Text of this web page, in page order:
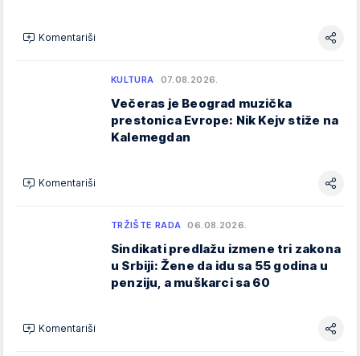
Komentariši
KULTURA 07.08.2026.
Večeras je Beograd muzička
prestonica Evrope: Nik Kejv stiže na
Kalemegdan
Komentariši
TRŽIŠTE RADA 06.08.2026.
Sindikati predlažu izmene tri zakona
u Srbiji: Žene da idu sa 55 godina u
penziju, a muškarci sa 60
Komentariši